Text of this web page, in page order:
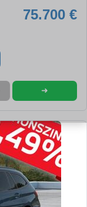
75.700 €
➜